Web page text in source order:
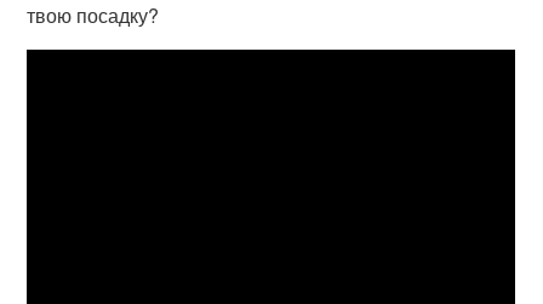
твою посадку?